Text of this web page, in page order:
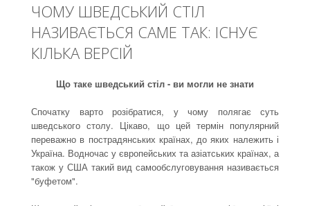
ЧОМУ ШВЕДСЬКИЙ СТІЛ
НАЗИВАЄТЬСЯ САМЕ ТАК: ІСНУЄ
КІЛЬКА ВЕРСІЙ
Що таке шведський стіл - ви могли не знати
Спочатку варто розібратися, у чому полягає суть
шведського столу. Цікаво, що цей термін популярний
переважно в пострадянських країнах, до яких належить і
Україна. Водночас у європейських та азіатських країнах, а
також у США такий вид самообслуговування називається
"буфетом".